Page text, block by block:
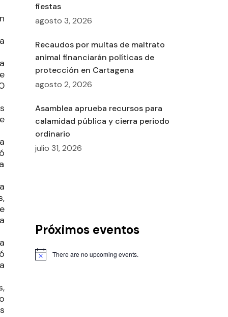
fiestas
agosto 3, 2026
Recaudos por multas de maltrato
animal financiarán políticas de
protección en Cartagena
agosto 2, 2026
Asamblea aprueba recursos para
calamidad pública y cierra periodo
ordinario
julio 31, 2026
Próximos eventos
There are no upcoming events.